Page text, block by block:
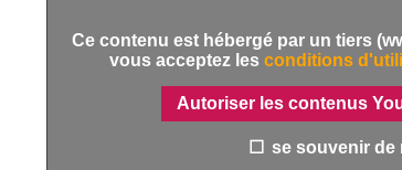
Ce contenu est hébergé par un tiers
vous acceptez les conditions
Autoriser les contenus
se souvenir de